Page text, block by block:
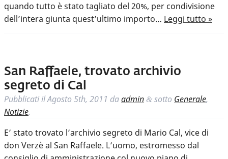
quando tutto è stato tagliato del 20%, per condivisione
dell’intera giunta quest’ultimo importo… Leggi tutto »
San Raffaele, trovato archivio
segreto di Cal
Pubblicati ilAgosto 5th, 2011 daadmin & sotto Generale,
Notizie.
E’ stato trovato l’archivio segreto di Mario Cal, vice di
don Verzè al San Raffaele. L’uomo, estromesso dal